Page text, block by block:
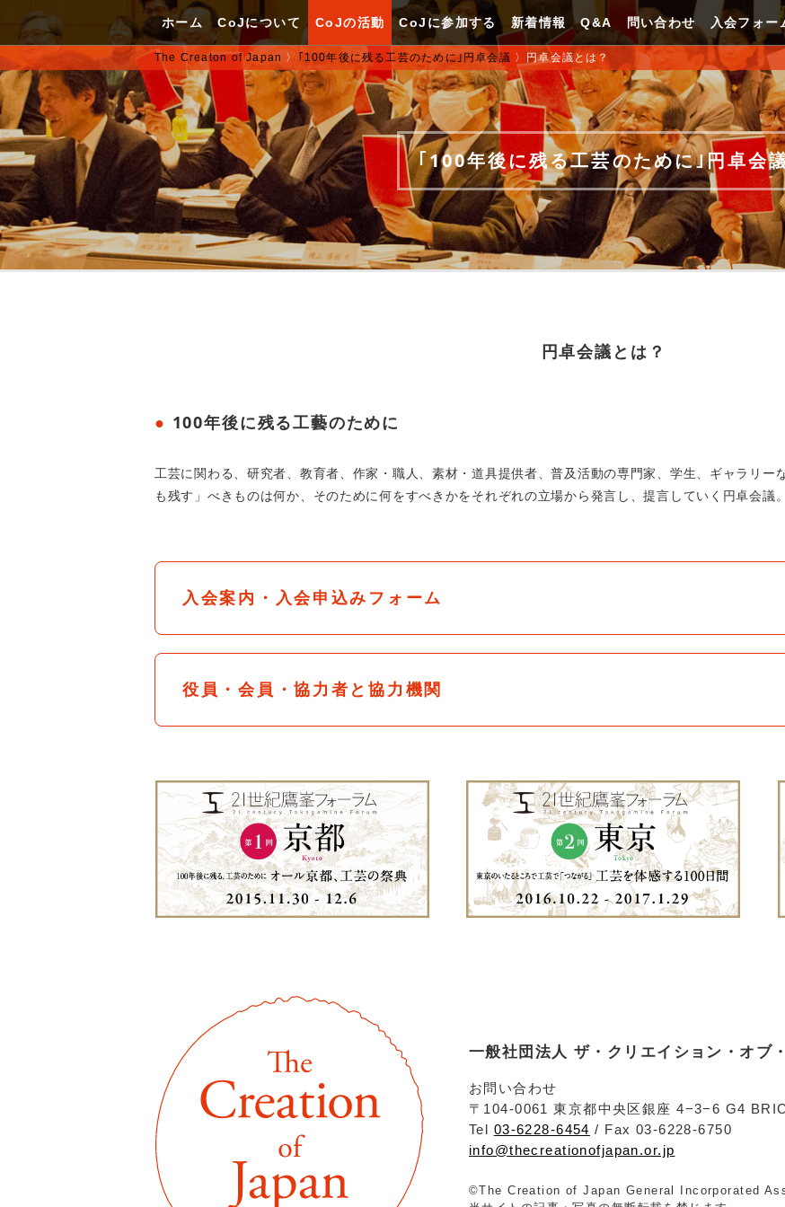
ホーム CoJについて CoJの活動 CoJに参加する 新着情報 Q&A 問い合わせ 入会フォー
The Creaton of Japan 〉 ｢100年後に残る工芸のために｣円卓会議 〉 円卓会議とは？
｢100年後に残る工芸のために｣円卓会
円卓会議とは？
100年後に残る工藝のために
工芸に関わる、研究者、教育者、作家・職人、素材・道具提供者、普及活動の専門家、学生、ギャラリー
も残す」べきものは何か、そのために何をすべきかをそれぞれの立場から発言し、提言していく円卓会議。
入会案内・入会申込みフォーム
役員・会員・協力者と協力機関
一般社団法人 ザ・クリエイション・オブ
お問い合わせ
〒104-0061 東京都中央区銀座 4−3−6 G4
Tel 03-6228-6454 / Fax 03-6228-6750
info@thecreationofjapan.or.jp
©The Creation of Japan General Incorporated